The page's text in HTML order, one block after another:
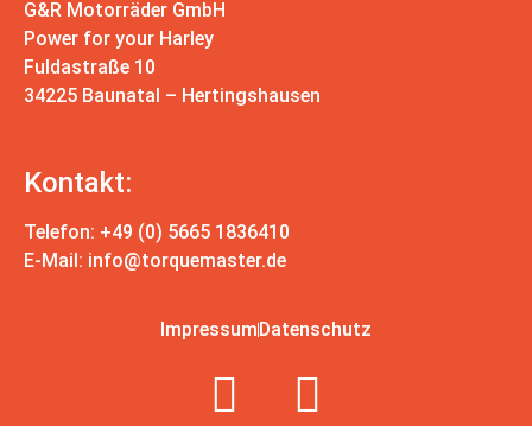
G&R Motorräder GmbH
Power for your Harley
Fuldastraße 10
34225 Baunatal – Hertingshausen
Kontakt:
Telefon: +49 (0) 5665 1836410
E-Mail: info@torquemaster.de
ImpressumDatenschutz